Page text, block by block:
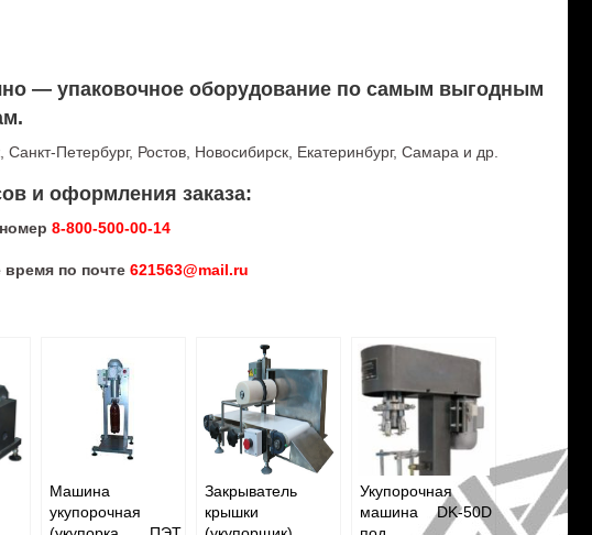
— упаковочное оборудование по самым выгодным
Петербург, Ростов, Новосибирск, Екатеринбург, Самара и др.
и оформления заказа:
8-800-500-00-14
по почте 621563@mail.ru
Машина
укупорочная
Закрыватель
крышки
Укупорочная
машина DK-50D